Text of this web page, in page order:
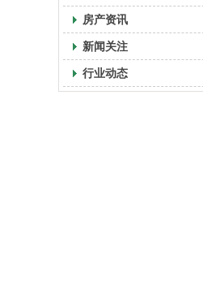
房产资讯
新闻关注
行业动态